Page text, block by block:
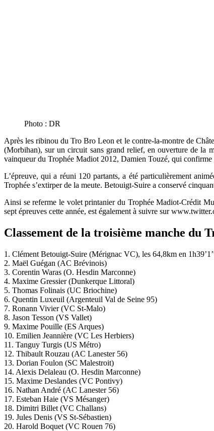
Photo : DR
Après les ribinou du Tro Bro Leon et le contre-la-montre de
(Morbihan), sur un circuit sans grand relief, en ouverture de la
vainqueur du Trophée Madiot 2012, Damien Touzé, qui confirme
L’épreuve, qui a réuni 120 partants, a été particulièrement
Trophée s’extirper de la meute. Betouigt-Suire a conservé
Ainsi se referme le volet printanier du Trophée Madiot-Crédit
sept épreuves cette année, est également à suivre sur
Classement de la troisième manche du
1. Clément Betouigt-Suire (Mérignac VC), les 64,8km en
2. Maël Guégan (AC Brévinois)
3. Corentin Waras (O. Hesdin Marconne)
4. Maxime Gressier (Dunkerque Littoral)
5. Thomas Folinais (UC Briochine)
6. Quentin Luxeuil (Argenteuil Val de Seine 95)
7. Ronann Vivier (VC St-Malo)
8. Jason Tesson (VS Vallet)
9. Maxime Pouille (ES Arques)
10. Emilien Jeannière (VC Les Herbiers)
11. Tanguy Turgis (US Métro)
12. Thibault Rouzau (AC Lanester 56)
13. Dorian Foulon (SC Malestroit)
14. Alexis Delaleau (O. Hesdin Marconne)
15. Maxime Deslandes (VC Pontivy)
16. Nathan André (AC Lanester 56)
17. Esteban Haie (VS Mésanger)
18. Dimitri Billet (VC Challans)
19. Jules Denis (VS St-Sébastien)
20. Harold Boquet (VC Rouen 76)